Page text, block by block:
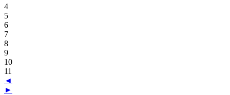
4
5
6
7
8
9
10
11
◄
►